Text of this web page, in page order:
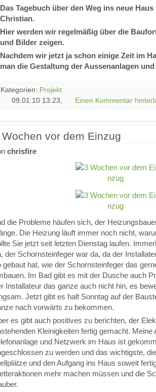
Das Tagebuch über den Weg ins neue
Christian.
Hier werden wir regelmäßig über die
und Bilder zeigen.
Nachdem wir jetzt ja schon einige Zeit im
man die Gestaltung der Aussenanlagen
Kategorien: Projekt
09.01.10 13:23,
Einen Kommentar
Wochen vor dem Einzug
chrisfire
die Probleme häufen sich, der
Die Heizung läuft immer noch nicht,
Sie jetzt seit letzten Dienstag laufen.
der Schornsteinfeger war da, da der
gebaut hat, wie der Schornsteinfeger das
Im Bad gibt es mit der Dusche auch
Installateur das ganze auch nicht hin, es
Jetzt gibt es halt Sonntag auf der
nach vorwärts zu bekommen.
es gibt auch positives zu berichten, der
Kleinigkeiten fertig gemacht. Meine
und Netzwerk im Haus ist
zu werden und das wichtigste,
und den Aufgang ins Haus soweit
mehr machen müssen und die